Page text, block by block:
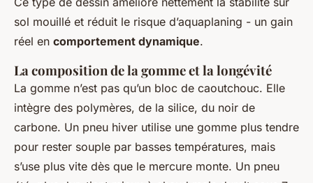
sol mouillé et réduit le risque d’aquaplaning - un gain
réel en comportement dynamique.
La composition de la gomme et la longévité
La gomme n’est pas qu’un bloc de caoutchouc. Elle
intègre des polymères, de la silice, du noir de
carbone. Un pneu hiver utilise une gomme plus tendre
pour rester souple par basses températures, mais
s’use plus vite dès que le mercure monte. Un pneu